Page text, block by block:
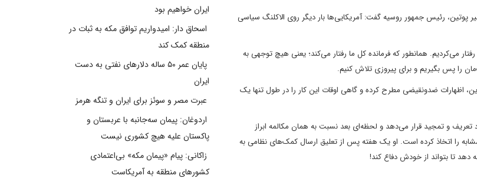
پوتین، رئیس جمهور روسیه گفت: آمریکایی‌ها بار دیگر روی الاکلنگ سیاسی
می‌کردیم. همانطور که فرمانده کل ما رفتار می‌کند؛ یعنی هیچ توجهی به
را پس بگیریم و برای پیروزی تلاش کنیم.
اظهارات ضدونقیضی مطرح کرده و گاهی اوقات این کار را در طول تنها یک
تعریف و تمجید قرار می‌دهد و لحظه‌ای بعد نسبت به همان مکالمه ابراز
را اتخاذ کرده است. او یک هفته پس از تعلیق ارسال کمک‌های نظامی به
تا بتواند از خودش دفاع کند!
ایران خواهیم بود
اسحاق دار: امیدواریم توافق مکه به ثبات در
منطقه کمک کند
پایان عمر ۵۰ ساله دلارهای نفتی به دست
ایران
عبرت مصر و سوئز برای ایران و تنگه هرمز
اردوغان: پیمان سه‌جانبه با عربستان و
پاکستان علیه هیچ کشوری نیست
زاکانی: پیام «پیمان مکه» بی‌اعتمادی
کشورهای منطقه به آمریکاست